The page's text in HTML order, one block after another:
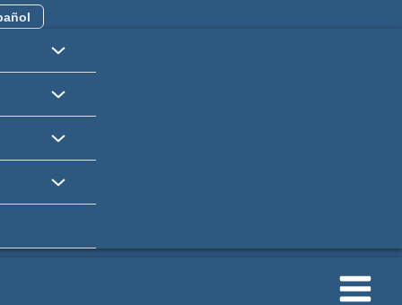
y el aprendizaje de la
identificado con BPIN: